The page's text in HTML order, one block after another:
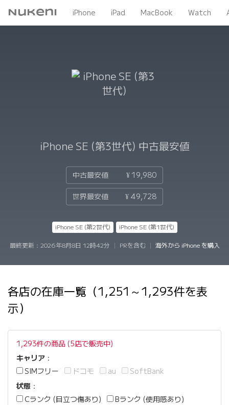
Nukeni iPhone iPad MacBook Watch
iPhone SE (第3世代) 中古最安値
中古最安値 ¥ 19,980
世界最安値 ¥ 49,728
iPhone SE (第2世代) iPhone SE (第1世代)
最終更新： 2026年8月8日 12時42分 PRを含む 海外から iPhone を購入
各店の在庫一覧（1,251～1,293件を表
示）
1,293件の商品 (5店で販売中)
キャリア ：
SIMフリー
ドコモ au
SoftBank
状態 ：
Cランク (目立つ傷あり)
Bランク (使用感あり)